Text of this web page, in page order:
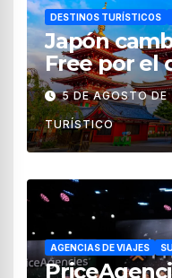
DESTINOS TURÍSTICOS
Japón
Free por el
impuestos
de 2026
5 DE AGOSTO
TURÍSTICO
AGENCIAS DE VIAJES